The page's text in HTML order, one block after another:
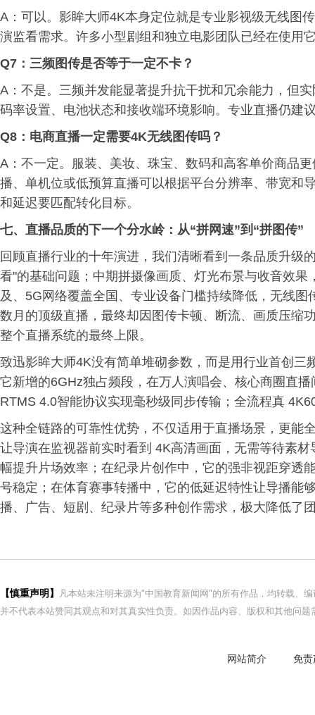
A：可以。影眸大师4K本身定位就是专业影视级无线图
演监看需求。许多小型剧组和独立电影团队已经在使用
Q7：三频图传是否等于一定不卡？
A：不是。三频并发能显著提升抗干扰和冗余能力，但
码率设置、电池状态和接收端环境影响。专业直播仍建
Q8：电商直播一定需要4K无线图传吗？
A：不一定。服装、美妆、珠宝、数码和高客单价商品
播、单机位或低预算直播可以根据平台分辨率、带宽和
和延迟要匹配转化目标。
七、直播品质的下一个分水岭：从“拼网速”到“拼图传”
回顾直播行业的十年演进，我们清晰看到一条品质升级
看"的基础问题；中期拼摄像画质、灯光布景与收音效
及、5G网络覆盖全国、专业设备门槛持续降低，无线
数月的顶级直播，最终却因图传卡顿、断流、画质压缩
整个直播系统的最终上限。
致迅影眸大师4K没有简单堆砌参数，而是用行业首创
它新增的6GHz独占频段，在万人演唱会、核心商圈直
RTMS 4.0智能协议实现毫秒级同步传输；全流程真
这种全链路的可靠性优势，不仅适用于直播场景，更能
让导演在监视器前实时看到 4K高清画面，无需等待素
幅提升片场效率；在纪录片创作中，它的强非视距穿透
号稳定；在体育赛事转播中，它的低延迟特性让导播能
播、广告、短剧、纪录片等多种创作需求，极大降低了
【慎重声明】
凡本站未注明来源为"中国教育新闻网"的所有作品，均转载、
并不代表本站赞同其观点和对其真实性负责。如因作品内容、版权和其他问
网站简介 免责